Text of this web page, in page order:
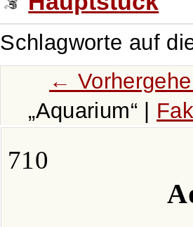
Schlagworte auf
←
Aquarium |
710